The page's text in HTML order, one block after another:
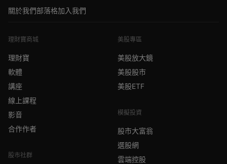
關於我們部落格加入我們
理財寶商城
理財寶
軟體
講座
線上課程
影音
合作作者
股市社群
美股專區
美股放大鏡
美股股市
美股ETF
模擬投資
股市大富翁
選股網
雲端控股